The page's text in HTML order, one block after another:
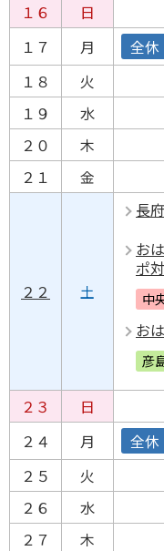
１６
日
１７
月
全休
１８
火
１９
水
２０
木
２１
金
２２ 土
長
お
ポ
中
お
彦
２３
日
２４
月
全休
２５
火
２６
水
２７
木